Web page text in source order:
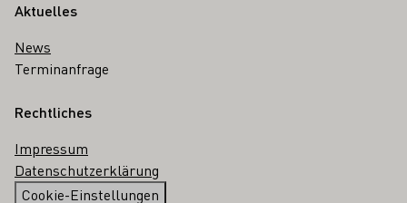
Aktuelles
News
Terminanfrage
Rechtliches
Impressum
Datenschutzerklärung
Cookie-Einstellungen